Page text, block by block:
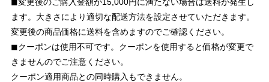
ます。大きさにより適切な配送方法を設定させていただきます。
変更後の商品価格に送料を含めますのでご確認ください。
◼︎クーポンは使用不可です。クーポンを使用すると価格が変更で
きませんのでご注意ください。
クーポン適用商品との同時購入もできません。